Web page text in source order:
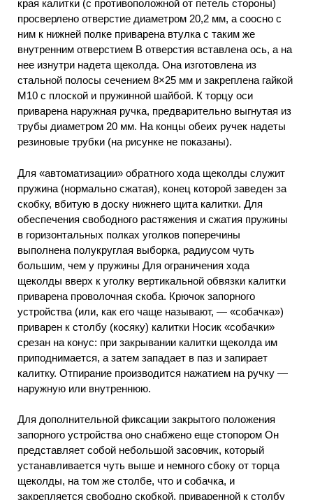
края калитки (с противоположной от петель стороны)
просверлено отверстие диаметром 20,2 мм, а соосно с
ним к нижней полке приварена втулка с таким же
внутренним отверстием В отверстия вставлена ось, а на
нее изнутри надета щеколда. Она изготовлена из
стальной полосы сечением 8×25 мм и закреплена гайкой
М10 с плоской и пружинной шайбой. К торцу оси
приварена наружная ручка, предварительно выгнутая из
трубы диаметром 20 мм. На концы обеих ручек надеты
резиновые трубки (на рисунке не показаны).
Для «автоматизации» обратного хода щеколды служит
пружина (нормально сжатая), конец которой заведен за
скобку, вбитую в доску нижнего щита калитки. Для
обеспечения свободного растяжения и сжатия пружины
в горизонтальных полках уголков поперечины
выполнена полукруглая выборка, радиусом чуть
большим, чем у пружины Для ограничения хода
щеколды вверх к уголку вертикальной обвязки калитки
приварена проволочная скоба. Крючок запорного
устройства (или, как его чаще называют, — «собачка»)
приварен к столбу (косяку) калитки Носик «собачки»
срезан на конус: при закрывании калитки щеколда им
приподнимается, а затем западает в паз и запирает
калитку. Отпирание производится нажатием на ручку —
наружную или внутреннюю.
Для дополнительной фиксации закрытого положения
запорного устройства оно снабжено еще стопором Он
представляет собой небольшой засовчик, который
устанавливается чуть выше и немного сбоку от торца
щеколды, на том же столбе, что и собачка, и
закрепляется свободно скобкой, приваренной к столбу